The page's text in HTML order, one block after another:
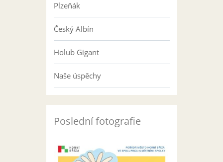
Plzeňák
Český Albín
Holub Gigant
Naše úspěchy
Poslední fotografie